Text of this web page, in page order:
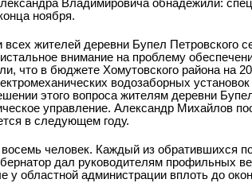
Владимировича обнадежили:
ноября.
жителей деревни Бупел Петровского
внимание на проблему
что в бюджете Хомутовского района на
водозаборных
этого вопроса жителям деревни
управление. Александр Михайлов
в следующем году.
человек. Каждый из обратившихся
дал руководителям профильных
у областной администрации вплоть до